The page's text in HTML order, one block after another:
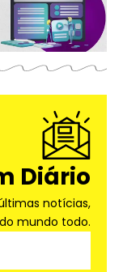
Diário
notícias,
mundo todo.